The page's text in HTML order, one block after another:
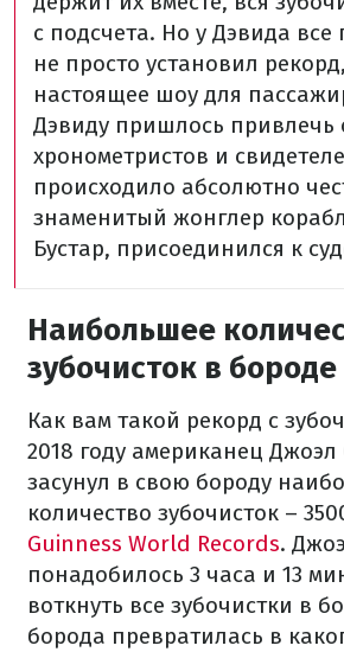
с подсчета. Но у Дэвида все
не просто установил
настоящее шоу для
Дэвиду пришлось
хронометристов и
происходило абсолютно
знаменитый жонглер
Бустар, присоединился к
Наибольшее
зубочисток в бороде
Как вам такой рекорд с
2018 году американец Джоэл
засунул в свою бороду
количество зубочисток –
Guinness World Records.
понадобилось 3 часа и 13
воткнуть все зубочистки в
борода превратилась в